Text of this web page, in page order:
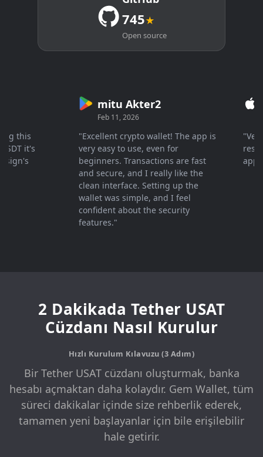
745★
Open source
it's
mitu Akter2
Feb 11, 2026
"Excellent crypto wallet! The app is
very easy to use, even for
beginners. Transactions are fast
and secure, and I really like the
clean interface. Setting up the
wallet was simple, and I feel
confident about the security
features."
"Very
2 Dakikada Tether USAT
Cüzdanı Nasıl Kurulur
Hızlı Kurulum Kılavuzu (3 Adım)
Bir Tether USAT cüzdanı oluşturmak, banka
hesabı açmaktan daha kolaydır. Gem Wallet, tüm
süreci dakikalar içinde size rehberlik ederek,
tamamen yeni başlayanlar için bile erişilebilir
hale getirir.